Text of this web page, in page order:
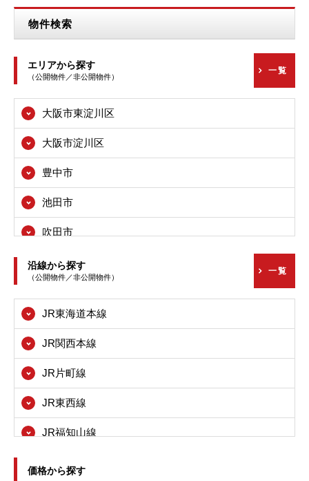
物件検索
エリアから探す
（公開物件／非公開物件）
一覧
大阪市東淀川区
大阪市淀川区
豊中市
池田市
吹田市
高槻市
茨木市
八尾市
寝屋川市
箕面市
東大阪市
尼崎市
沿線から探す
（公開物件／非公開物件）
一覧
JR東海道本線
JR関西本線
JR片町線
JR東西線
JR福知山線
価格から探す